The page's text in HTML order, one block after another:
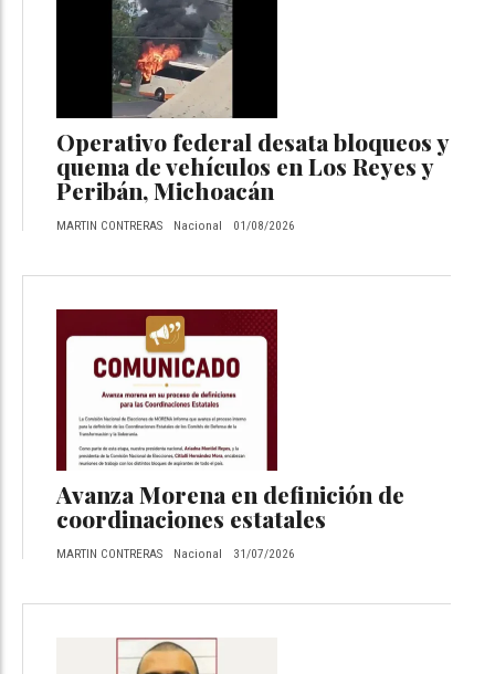
Operativo federal desata bloqueos y
quema de vehículos en Los Reyes y
Peribán, Michoacán
MARTIN CONTRERAS Nacional 01/08/2026
Avanza Morena en definición de
coordinaciones estatales
MARTIN CONTRERAS Nacional 31/07/2026